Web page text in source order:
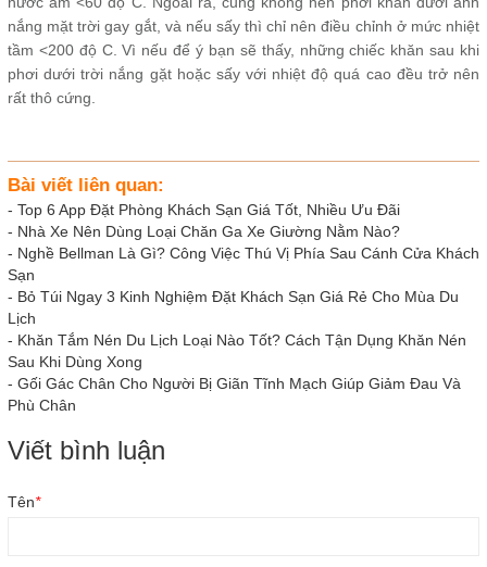
nắng mặt trời gay gắt, và nếu sấy thì chỉ nên điều chỉnh ở mức nhiệt
tầm <200 độ C. Vì nếu để ý bạn sẽ thấy, những chiếc khăn sau khi
phơi dưới trời nắng gặt hoặc sấy với nhiệt độ quá cao đều trở nên
rất thô cứng.
Bài viết liên quan:
- Top 6 App Đặt Phòng Khách Sạn Giá Tốt, Nhiều Ưu Đãi
- Nhà Xe Nên Dùng Loại Chăn Ga Xe Giường Nằm Nào?
- Nghề Bellman Là Gì? Công Việc Thú Vị Phía Sau Cánh Cửa Khách
Sạn
- Bỏ Túi Ngay 3 Kinh Nghiệm Đặt Khách Sạn Giá Rẻ Cho Mùa Du
Lịch
- Khăn Tắm Nén Du Lịch Loại Nào Tốt? Cách Tận Dụng Khăn Nén
Sau Khi Dùng Xong
- Gối Gác Chân Cho Người Bị Giãn Tĩnh Mạch Giúp Giảm Đau Và
Phù Chân
Viết bình luận
Tên*